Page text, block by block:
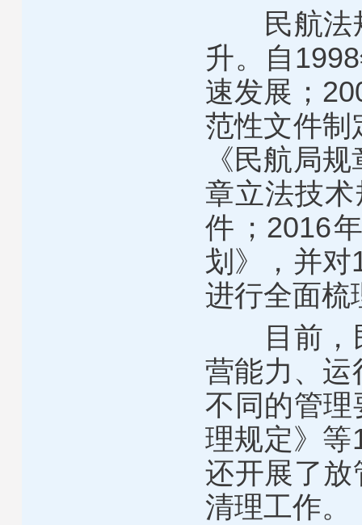
民航
升。自 1998
速发展；
范性文件制
《民航局
章立法技
件； 2016
划》，并对
进行全面梳
目前
营能力、运
不同的管理
理规定》等
还开展了放
清理工作。